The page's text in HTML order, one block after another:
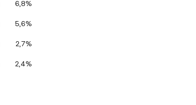
6,8%
5,6%
2,7%
2,4%